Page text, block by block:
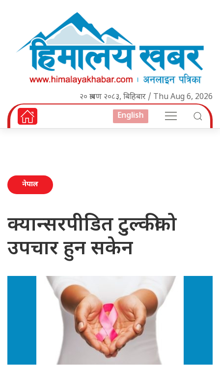
२० श्रावण २०८३, बिहिबार / Thu Aug 6, 2026
English
नेपाल
क्यान्सरपीडित टुल्कीको
उपचार हुन सकेन